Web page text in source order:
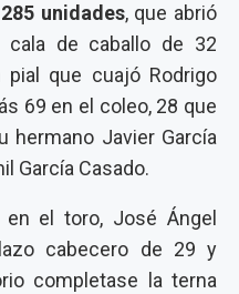
285 unidades, que abrió
cala de caballo de 32
que cuajó Rodrigo
69 en el coleo, 28 que
hermano Javier García
García Casado.
el toro, José Ángel
cabecero de 29 y
completase la terna